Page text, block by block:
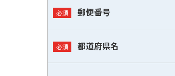
郵便番号
都道府県名